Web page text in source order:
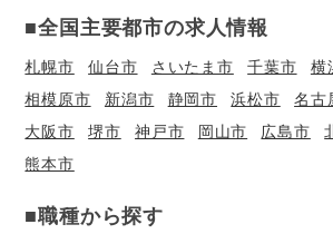
■全国主要都市の求人情報
札幌市 仙台市 さいたま市 千葉市 横
相模原市
新潟市 静岡市 浜松市 名古
大阪市
堺市 神戸市 岡山市 広島市
熊本市
■職種から探す